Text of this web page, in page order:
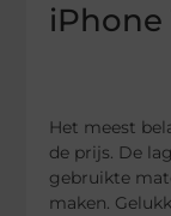
iPhone
Het meest
de prijs. De
gebruikte
maken.